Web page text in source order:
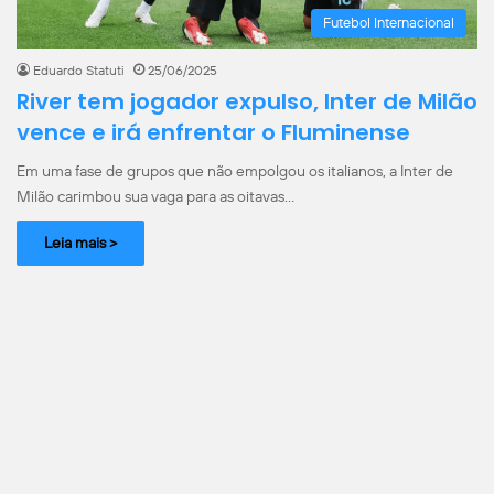
Futebol Internacional
Eduardo Statuti 25/06/2025
River tem jogador expulso, Inter de Milão
vence e irá enfrentar o Fluminense
Em uma fase de grupos que não empolgou os italianos, a Inter de
Milão carimbou sua vaga para as oitavas…
Leia mais >